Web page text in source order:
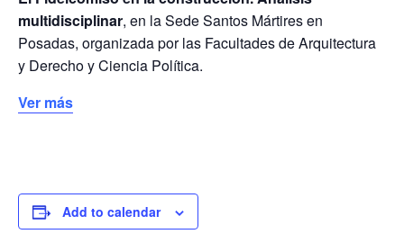
multidisciplinar, en la Sede Santos Mártires en
Posadas, organizada por las Facultades de Arquitectura
y Derecho y Ciencia Política.
Ver más
Add to calendar